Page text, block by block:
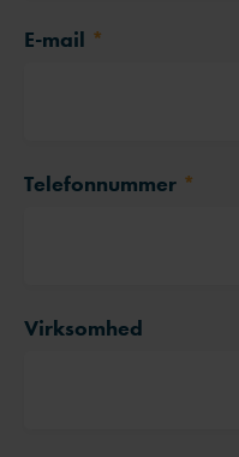
E-mail *
Telefonnummer *
Virksomhed